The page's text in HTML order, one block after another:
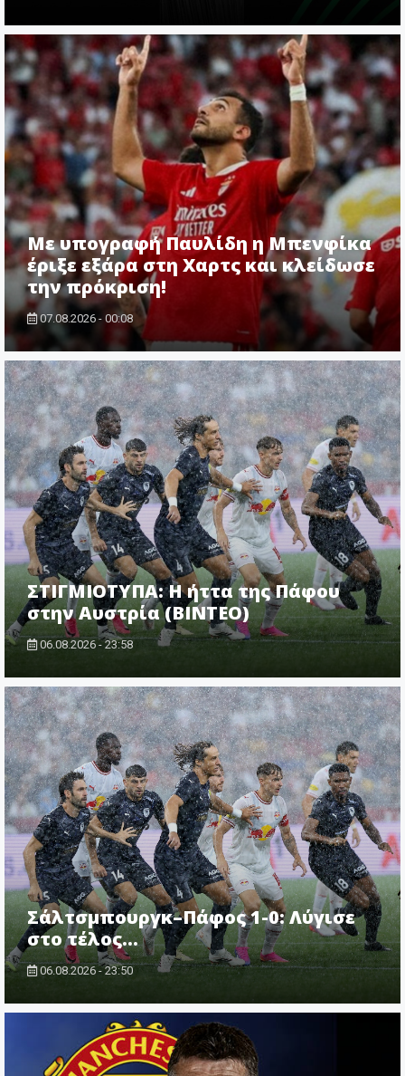
Με υπογραφή Παυλίδη η Μπενφίκα
έριξε εξάρα στη Χαρτς και κλείδωσε
την πρόκριση!
07.08.2026 - 00:08
ΣΤΙΓΜΙΟΤΥΠΑ: Η ήττα της Πάφου
στην Αυστρία (ΒΙΝΤΕΟ)
06.08.2026 - 23:58
Σάλτσμπουργκ–Πάφος 1-0: Λύγισε
στο τέλος...
06.08.2026 - 23:50